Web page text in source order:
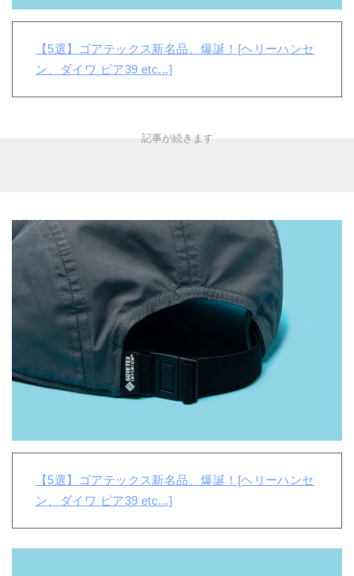
【5選】ゴアテックス新名品、爆誕！[ヘリーハンセ
ン、ダイワ ピア39 etc...]
【5選】ゴアテックス新名品、爆誕！[ヘリーハンセ
ン、ダイワ ピア39 etc...]